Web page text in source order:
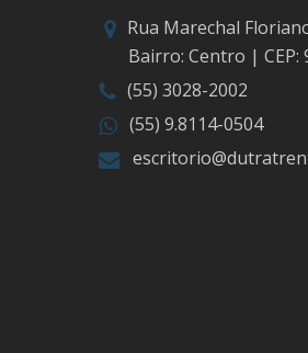
Rua Marechal
Bairro: Centro | CEP:
(55) 3028-2002
(55) 9.8114-0504